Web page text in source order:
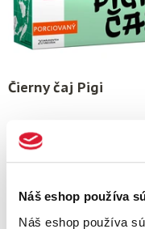
Náš eshop používa
Náš eshop používa
Čierny čaj Pigi
Dnes už legendárny
svojho času jediným
porciovaným čajom na
1,15€
na sklade